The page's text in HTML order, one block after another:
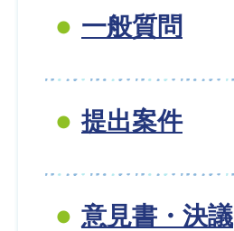
一般質問
提出案件
意見書・決議